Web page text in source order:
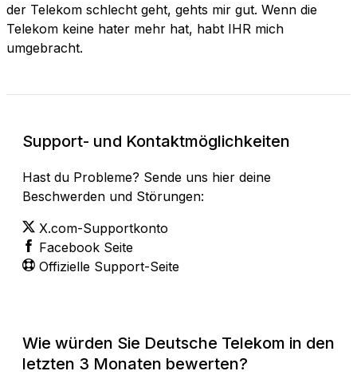
der Telekom schlecht geht, gehts mir gut. Wenn die
Telekom keine hater mehr hat, habt IHR mich
umgebracht.
Support- und Kontaktmöglichkeiten
Hast du Probleme? Sende uns hier deine
Beschwerden und Störungen:
X.com-Supportkonto
Facebook Seite
Offizielle Support-Seite
Wie würden Sie Deutsche Telekom in den
letzten 3 Monaten bewerten?